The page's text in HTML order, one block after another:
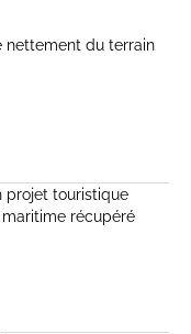
nettement du terrain
projet touristique
récupéré